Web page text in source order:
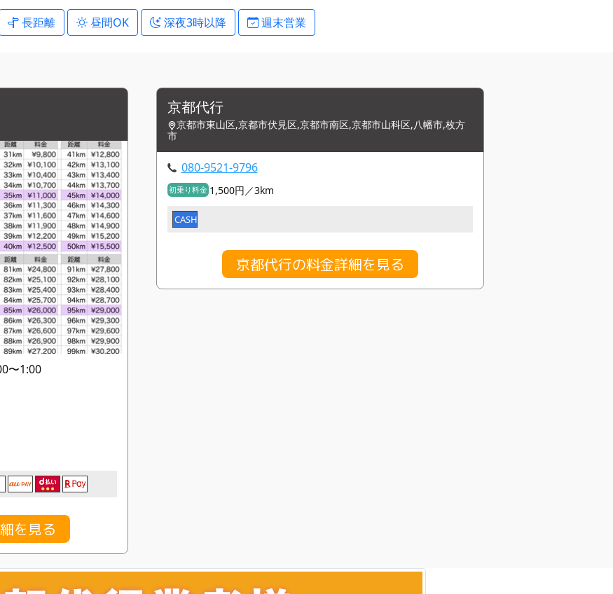
長距離 昼間OK 深夜3時以降 週末営業
〜1:00
を見る
京都代行
京都市東山区,京都市伏見区,京都市南区,京都市山科区,八幡市,枚方
市
080-9521-9796
初乗り料金 1,500円／3km
CASH
京都代行の料金詳細を見る